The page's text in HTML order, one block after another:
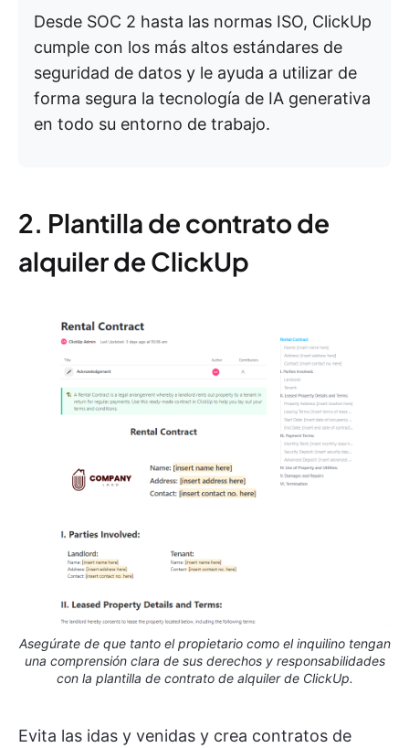
Desde SOC 2 hasta las normas ISO, ClickUp
cumple con los más altos estándares de
seguridad de datos y le ayuda a utilizar de
forma segura la tecnología de IA generativa
en todo su entorno de trabajo.
2. Plantilla de contrato de
alquiler de ClickUp
Asegúrate de que tanto el propietario como el inquilino tengan
una comprensión clara de sus derechos y responsabilidades
con la plantilla de contrato de alquiler de ClickUp.
Evita las idas y venidas y crea contratos de